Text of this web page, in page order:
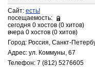
Сайт: есть!
посещаемость:
сегодня 0 хостов (0 хитов)
вчера 0 хостов (0 хитов)
Город: Россия, Санкт-
Адрес: ул. Коммуны, 67
Телефон: 7 (812) 5276605